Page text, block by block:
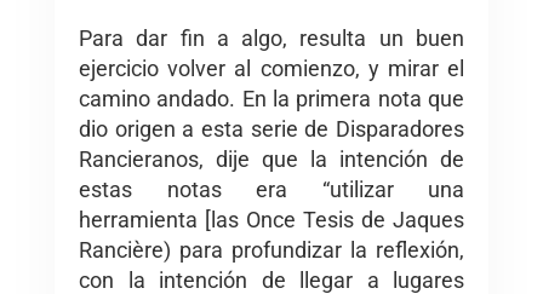
Para dar fin a algo, resulta un buen
ejercicio volver al comienzo, y mirar el
camino andado. En la primera nota que
dio origen a esta serie de Disparadores
Rancieranos, dije que la intención de
estas notas era “utilizar una
herramienta [las Once Tesis de Jaques
Rancière) para profundizar la reflexión,
con la intención de llegar a lugares